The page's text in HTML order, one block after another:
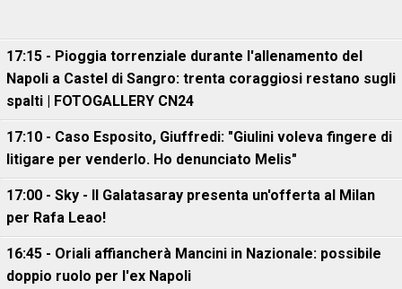
17:15 - Pioggia torrenziale durante l'allenamento del
Napoli a Castel di Sangro: trenta coraggiosi restano sugli
spalti | FOTOGALLERY CN24
17:10 - Caso Esposito, Giuffredi: "Giulini voleva fingere di
litigare per venderlo. Ho denunciato Melis"
17:00 - Sky - Il Galatasaray presenta un'offerta al Milan
per Rafa Leao!
16:45 - Oriali affiancherà Mancini in Nazionale: possibile
doppio ruolo per l'ex Napoli